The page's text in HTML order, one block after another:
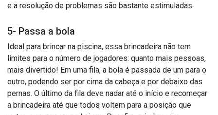
e a resolução de problemas são bastante estimuladas.
5- Passa a bola
Ideal para brincar na piscina, essa brincadeira não tem
limites para o número de jogadores: quanto mais pessoas,
mais divertido! Em uma fila, a bola é passada de um para o
outro, podendo ser por cima da cabeça e por debaixo das
pernas. O último da fila deve nadar até o início e recomeçar
a brincadeira até que todos voltem para a posição que